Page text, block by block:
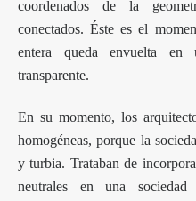
coordenados de la
conectados. Éste es el
entera queda envuelta en
transparente.
En su momento, los
homogéneas, porque la
y turbia. Trataban de
neutrales en una